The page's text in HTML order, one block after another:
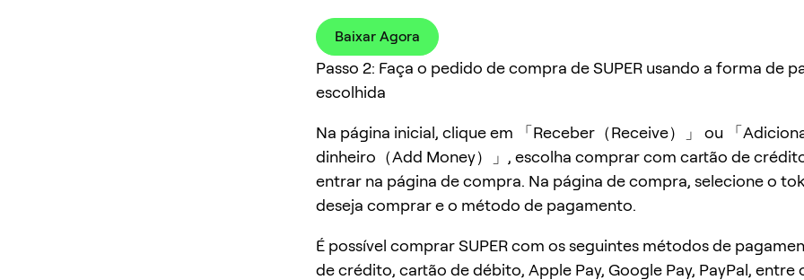
Baixar Agora
Passo 2: Faça o pedido de compra de SUPER usando a forma de
escolhida
Na página inicial, clique em 「Receber（Receive）」 ou 「
dinheiro（Add Money）」, escolha comprar com cartão de
entrar na página de compra. Na página de compra, selecione o
deseja comprar e o método de pagamento.
É possível comprar SUPER com os seguintes métodos de
de crédito, cartão de débito, Apple Pay, Google Pay, PayPal, entre